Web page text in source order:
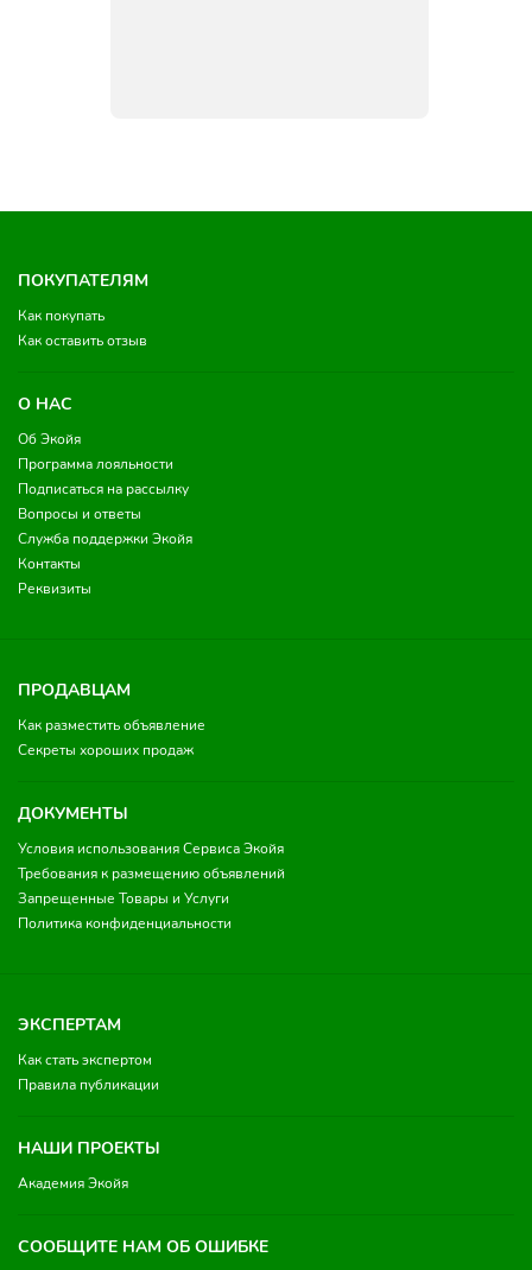
ПОКУПАТЕЛЯМ
Как покупать
Как оставить отзыв
О НАС
Об Экойя
Программа лояльности
Подписаться на рассылку
Вопросы и ответы
Служба поддержки Экойя
Контакты
Реквизиты
ПРОДАВЦАМ
Как разместить объявление
Секреты хороших продаж
ДОКУМЕНТЫ
Условия использования Сервиса Экойя
Требования к размещению объявлений
Запрещенные Товары и Услуги
Политика конфиденциальности
ЭКСПЕРТАМ
Как стать экспертом
Правила публикации
НАШИ ПРОЕКТЫ
Академия Экойя
СООБЩИТЕ НАМ ОБ ОШИБКЕ